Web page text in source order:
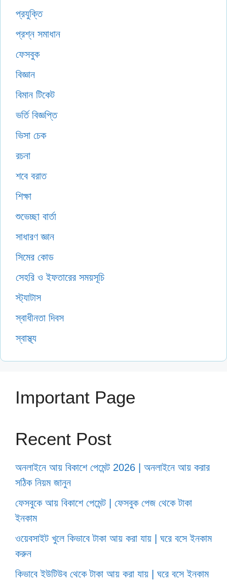
প্রযুক্তি
প্রশ্ন সমাধান
ফেসবুক
বিজ্ঞান
বিমান টিকেট
ভর্তি বিজ্ঞপ্তি
ভিসা চেক
রচনা
শবে বরাত
শিক্ষা
শুভেচ্ছা বার্তা
সাধারণ জ্ঞান
সিমের কোড
সেহরি ও ইফতারের সময়সূচি
স্ট্যাটাস
স্বাধীনতা দিবস
স্বাস্থ্য
Important Page
Recent Post
অনলাইনে আয় বিকাশে পেমেন্ট 2026 | অনলাইনে আয় করার
সঠিক নিয়ম জানুন
ফেসবুকে আয় বিকাশে পেমেন্ট | ফেসবুক পেজ থেকে টাকা
ইনকাম
ওয়েবসাইট খুলে কিভাবে টাকা আয় করা যায় | ঘরে বসে ইনকাম
করুন
কিভাবে ইউটিউব থেকে টাকা আয় করা যায় | ঘরে বসে ইনকাম